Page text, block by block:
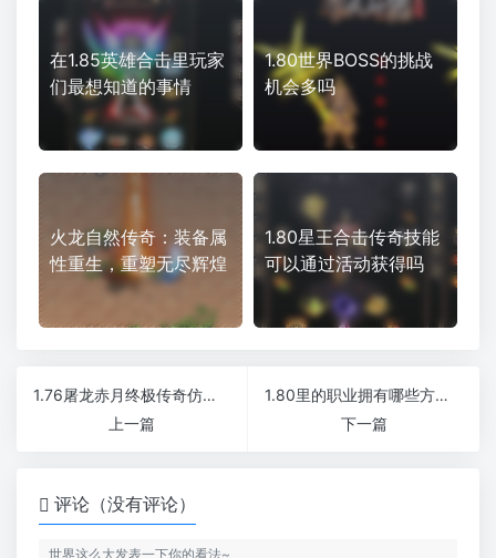
在1.85英雄合击里玩家
们最想知道的事情
1.80世界BOSS的挑战
机会多吗
火龙自然传奇：装备属
性重生，重塑无尽辉煌
1.80星王合击传奇技能
可以通过活动获得吗
1.76屠龙赤月终极传奇仿盛大合击版本
上一篇
1.80里的职业拥有哪些方面的团队优势
下一篇
评论（没有评论）